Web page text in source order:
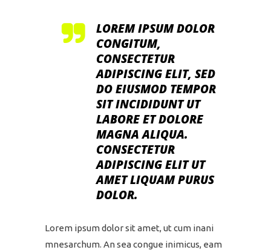
LOREM IPSUM DOLOR
CONGITUM,
CONSECTETUR
ADIPISCING ELIT, SED
DO EIUSMOD TEMPOR
SIT INCIDIDUNT UT
LABORE ET DOLORE
MAGNA ALIQUA.
CONSECTETUR
ADIPISCING ELIT UT
AMET LIQUAM PURUS
DOLOR.
Lorem ipsum dolor sit amet, ut cum inani
mnesarchum. An sea congue inimicus, eam